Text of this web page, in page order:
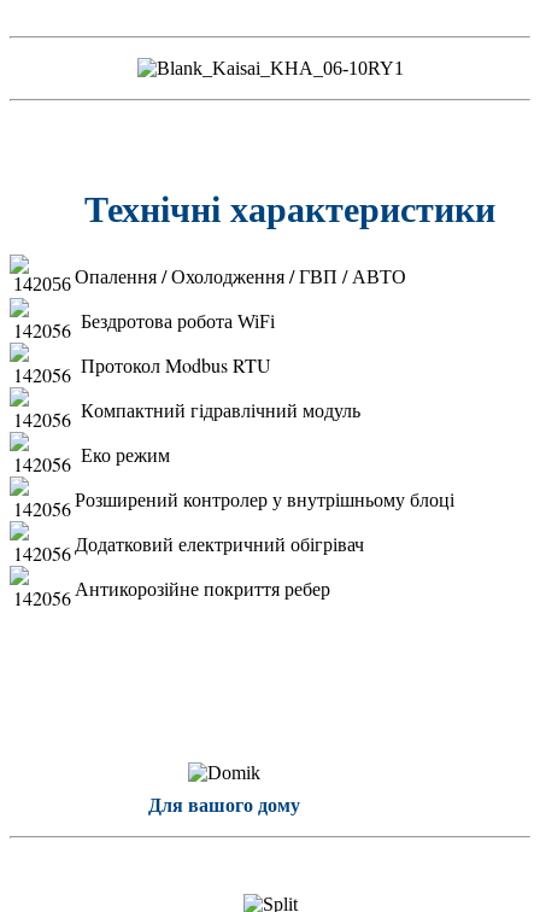
Технічні характеристики
Опалення / Охолодження / ГВП / АВТО
Бездротова робота WiFi
Протокол Modbus RTU
Компактний гідравлічний модуль
Еко режим
Розширений контролер у внутрішньому блоці
Додатковий електричний обігрівач
Антикорозійне покриття ребер
Для вашого дому